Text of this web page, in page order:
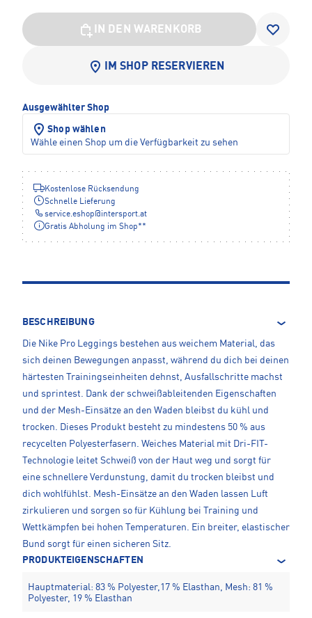
IN DEN WARENKORB
IM SHOP RESERVIEREN
Ausgewählter Shop
Shop wählen
Wähle einen Shop um die Verfügbarkeit zu sehen
Kostenlose Rücksendung
Schnelle Lieferung
service.eshop@ intersport.at
Gratis Abholung im Shop**
BESCHREIBUNG
Die Nike Pro Leggings bestehen aus weichem Material, das
sich deinen Bewegungen anpasst, während du dich bei deinen
härtesten Trainingseinheiten dehnst, Ausfallschritte machst
und sprintest. Dank der schweißableitenden Eigenschaften
und der Mesh-Einsätze an den Waden bleibst du kühl und
trocken. Dieses Produkt besteht zu mindestens 50 % aus
recycelten Polyesterfasern. Weiches Material mit Dri-FIT-
Technologie leitet Schweiß von der Haut weg und sorgt für
eine schnellere Verdunstung, damit du trocken bleibst und
dich wohlfühlst. Mesh-Einsätze an den Waden lassen Luft
zirkulieren und sorgen so für Kühlung bei Training und
Wettkämpfen bei hohen Temperaturen. Ein breiter, elastischer
Bund sorgt für einen sicheren Sitz.
PRODUKTEIGENSCHAFTEN
Hauptmaterial: 83 % Polyester,17 % Elasthan, Mesh: 81 %
Polyester, 19 % Elasthan